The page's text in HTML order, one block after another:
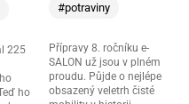
225
ho
#potraviny
Přípravy 8. ročníku e-
SALON už jsou v plném
proudu. Půjde o nejlépe
obsazený veletrh čisté